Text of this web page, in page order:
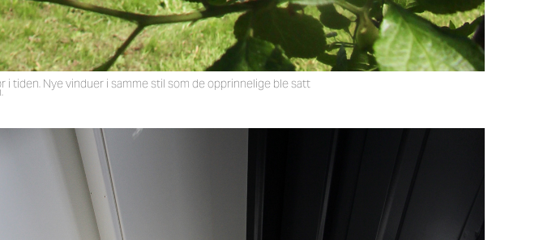
tiden. Nye vinduer i samme stil som de opprinnelige ble satt